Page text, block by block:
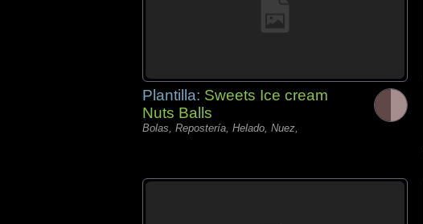
Plantilla: Sweets Ice cream
Nuts Balls
Bolas, Repostería, Helado, Nuez,